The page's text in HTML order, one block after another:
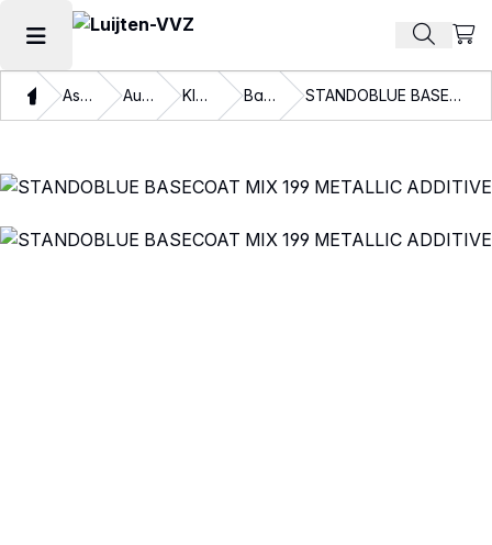
Hoofdmenu openen Zoek
ThuisAssortiment Autolakken Kleurlakken Basislakken STANDOBLUE BASECOAT MIX 199 METALLIC ADDITIVE